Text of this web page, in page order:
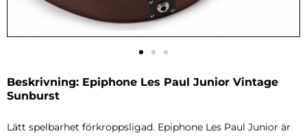
Beskrivning: Epiphone Les Paul Junior Vintage
Sunburst
Lätt spelbarhet förkroppsligad. Epiphone Les Paul Junior är